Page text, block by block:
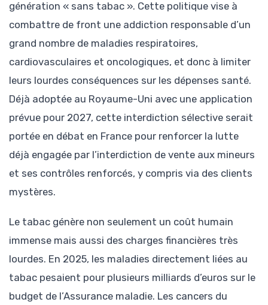
génération « sans tabac ». Cette politique vise à
combattre de front une addiction responsable d’un
grand nombre de maladies respiratoires,
cardiovasculaires et oncologiques, et donc à limiter
leurs lourdes conséquences sur les dépenses santé.
Déjà adoptée au Royaume-Uni avec une application
prévue pour 2027, cette interdiction sélective serait
portée en débat en France pour renforcer la lutte
déjà engagée par l’interdiction de vente aux mineurs
et ses contrôles renforcés, y compris via des clients
mystères.
Le tabac génère non seulement un coût humain
immense mais aussi des charges financières très
lourdes. En 2025, les maladies directement liées au
tabac pesaient pour plusieurs milliards d’euros sur le
budget de l’Assurance maladie. Les cancers du